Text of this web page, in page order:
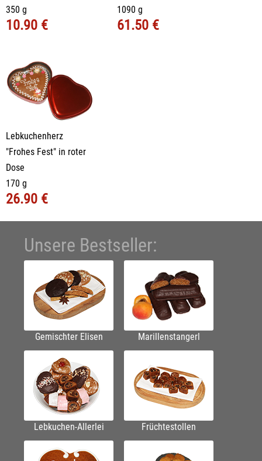
350 g
10.90 €
1090 g
61.50 €
Lebkuchenherz
"Frohes Fest" in roter
Dose
170 g
26.90 €
Unsere Bestseller:
Gemischter Elisen Marillenstangerl
Lebkuchen-Allerlei Früchtestollen